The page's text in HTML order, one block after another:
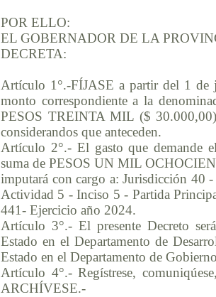
POR ELLO:
EL GOBERNADOR DE LA
DECRETA:
Artículo 1°.-FÍJASE a partir del 1
monto correspondiente a la
PESOS TREINTA MIL ($
considerandos que anteceden.
Artículo 2°.- El gasto que demande
suma de PESOS UN MIL
imputará con cargo a: Jurisdicción 40
Actividad 5 - Inciso 5 - Partida
441- Ejercicio año 2024.
Artículo 3°.- El presente Decreto
Estado en el Departamento de
Estado en el Departamento de
Artículo 4°.- Regístrese,
ARCHÍVESE.-